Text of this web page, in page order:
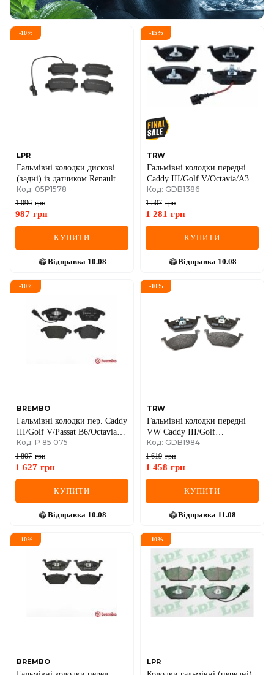
-10%
LPR
Гальмівні колодки дискові
(задні) із датчиком Renault
Master III
Код: 05P1578
1 096 грн
987 грн
КУПИТИ
Відправка 10.08
-15%
TRW
Гальмівні колодки передні
Caddy III/Golf V/Octavia/A3
03- (з датчиком)
Код: GDB1386
1 507 грн
1 281 грн
КУПИТИ
Відправка 10.08
-10%
BREMBO
Гальмівні колодки пер. Caddy
III/Golf V/Passat B6/Octavia
A5
Код: P 85 075
1 807 грн
1 627 грн
КУПИТИ
Відправка 10.08
-10%
TRW
Гальмівні колодки передні
VW Caddy III/Golf
V/Octavia/A3 96-
Код: GDB1984
1 619 грн
1 458 грн
КУПИТИ
Відправка 11.08
-10%
BREMBO
-10%
LPR